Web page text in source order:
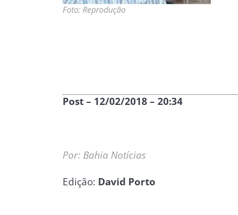
Foto: Reprodução
Post – 12/02/2018 – 20:34
Por: Bahia Notícias
Edição: David Porto